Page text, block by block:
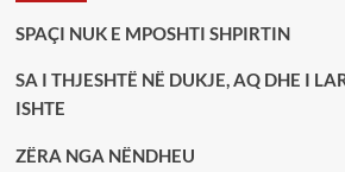
SPAÇI NUK E MPOSHTI SHPIRTIN
SA I THJESHTË NË DUKJE, AQ DHE I
ISHTE
ZËRA NGA NËNDHEU